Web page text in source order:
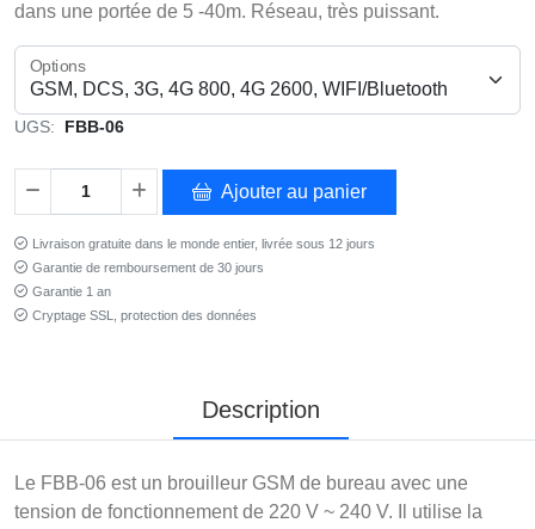
dans une portée de 5 -40m. Réseau, très puissant.
Options
UGS: FBB-06
Ajouter au panier
Livraison gratuite dans le monde entier, livrée sous 12 jours
Garantie de remboursement de 30 jours
Garantie 1 an
Cryptage SSL, protection des données
Description
Le FBB-06 est un brouilleur GSM de bureau avec une
tension de fonctionnement de 220 V ~ 240 V. Il utilise la